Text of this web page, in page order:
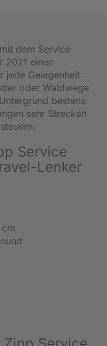
dem Service
2021 einen
jede Gelegenheit
oder Waldwege
bestens
sehr Strecken
steuern.
Service
Lenker